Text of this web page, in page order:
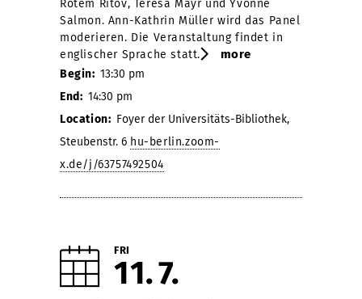
Rotem Ritov, Teresa Mayr und Yvonne
Salmon. Ann-Kathrin Müller wird das Panel
moderieren. Die Veranstaltung findet in
englischer Sprache statt.
more
Begin: 13:30 pm
End: 14:30 pm
Location: Foyer der Universitäts-Bibliothek,
Steubenstr. 6 hu-berlin.zoom-
x.de/j/63757492504
FRI
11 7